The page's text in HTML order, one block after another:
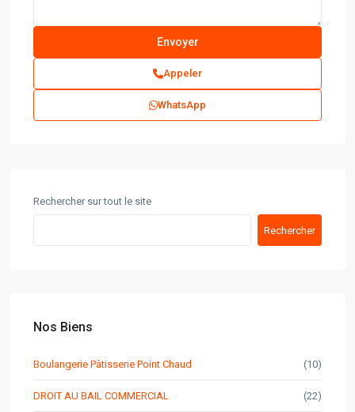
Appeler
WhatsApp
Rechercher sur tout le site
Rechercher
Nos Biens
Boulangerie Pâtisserie Point Chaud (10)
DROIT AU BAIL COMMERCIAL (22)